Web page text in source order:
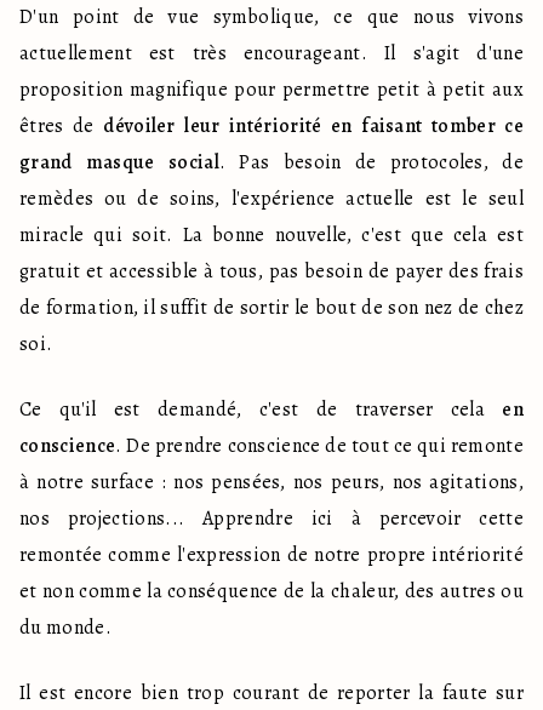
D'un point de vue symbolique, ce que nous vivons
actuellement est très encourageant. Il s'agit d'une
proposition magnifique pour permettre petit à petit aux
êtres de dévoiler leur intériorité en faisant tomber ce
grand masque social. Pas besoin de protocoles, de
remèdes ou de soins, l'expérience actuelle est le seul
miracle qui soit. La bonne nouvelle, c'est que cela est
gratuit et accessible à tous, pas besoin de payer des frais
de formation, il suffit de sortir le bout de son nez de chez
soi.
Ce qu'il est demandé, c'est de traverser cela en
conscience. De prendre conscience de tout ce qui remonte
à notre surface : nos pensées, nos peurs, nos agitations,
nos projections... Apprendre ici à percevoir cette
remontée comme l'expression de notre propre intériorité
et non comme la conséquence de la chaleur, des autres ou
du monde.
Il est encore bien trop courant de reporter la faute sur